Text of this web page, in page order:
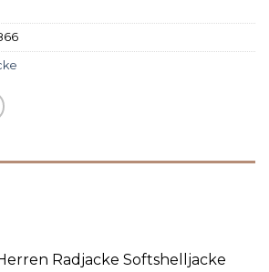
Radjacke Softshelljacke